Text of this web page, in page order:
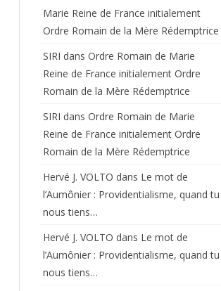
Marie Reine de France initialement
Ordre Romain de la Mère Rédemptrice
SIRI dans Ordre Romain de Marie
Reine de France initialement Ordre
Romain de la Mère Rédemptrice
SIRI dans Ordre Romain de Marie
Reine de France initialement Ordre
Romain de la Mère Rédemptrice
Hervé J. VOLTO dans Le mot de
l’Aumônier : Providentialisme, quand tu
nous tiens…
Hervé J. VOLTO dans Le mot de
l’Aumônier : Providentialisme, quand tu
nous tiens…